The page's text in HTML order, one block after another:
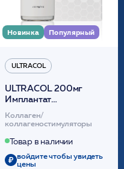
Новинка Популярный
ULTRACOL
ULTRACOL 200мг
Имплантат
внутридермальный,
стерильный на основе
полидиоксанона
/ULTRACOL
Коллаген/
коллагеностимуляторы
Товар в наличии
войдите чтобы увидеть
цены